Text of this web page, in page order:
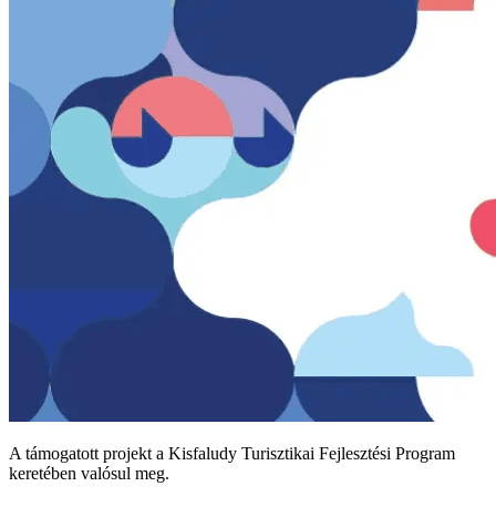
A támogatott projekt a Kisfaludy Turisztikai Fejlesztési Program
keretében valósul meg.